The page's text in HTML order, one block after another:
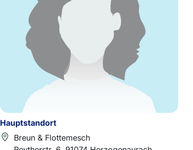
Hauptstandort
Breun & Flottemesch